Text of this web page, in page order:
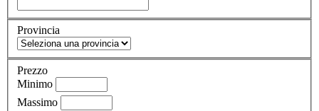
Provincia
Prezzo
Minimo
Massimo